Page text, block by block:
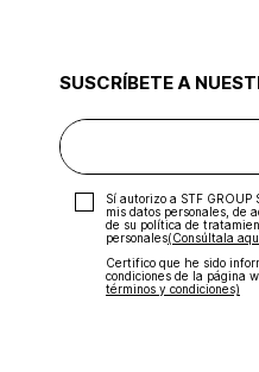
SUSCRÍBETE A
Sí autorizo a STF
mis datos personales, de
de su política de
personales‎(Consúltala
Certifico que he sido
condiciones de la página
términos y condiciones)